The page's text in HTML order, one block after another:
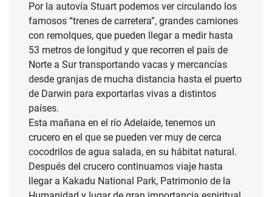
Por la autovía Stuart podemos ver circulando los
famosos “trenes de carretera”, grandes camiones
con remolques, que pueden llegar a medir hasta
53 metros de longitud y que recorren el país de
Norte a Sur transportando vacas y mercancías
desde granjas de mucha distancia hasta el puerto
de Darwin para exportarlas vivas a distintos
países.
Esta mañana en el río Adelaide, tenemos un
crucero en el que se pueden ver muy de cerca
cocodrilos de agua salada, en su hábitat natural.
Después del crucero continuamos viaje hasta
llegar a Kakadu National Park, Patrimonio de la